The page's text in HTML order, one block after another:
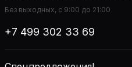
Без выходных, с 9:00 до 21:00
+7 499 302 33 69